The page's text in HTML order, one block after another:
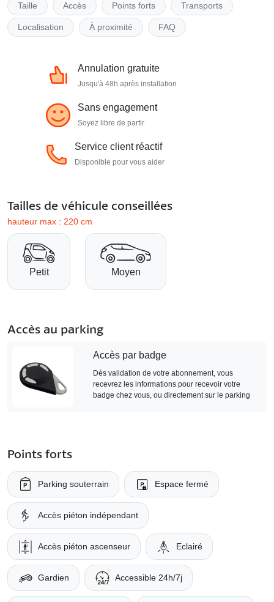
Taille Accès Points forts Transports
Localisation À proximité FAQ
Annulation gratuite
Jusqu'à 48h après installation
Sans engagement
Soyez libre de partir
Service client réactif
Disponible pour vous aider
Tailles de véhicule conseillées
hauteur max : 220 cm
Petit Moyen
Accès au parking
Accès par badge
Dès validation de votre abonnement, vous
recevrez les informations pour recevoir votre
badge chez vous, ou directement sur le parking
Points forts
Parking souterrain Espace fermé
Accès piéton indépendant
Accès piéton ascenseur Eclairé
Gardien Accessible 24h/7j